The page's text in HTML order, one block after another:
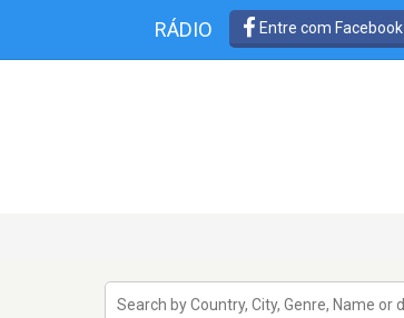
RÁDIO Entre com Facebook